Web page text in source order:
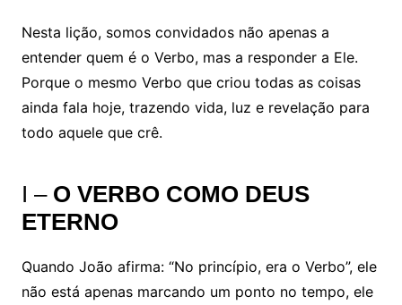
Nesta lição, somos convidados não apenas a
entender quem é o Verbo, mas a responder a Ele.
Porque o mesmo Verbo que criou todas as coisas
ainda fala hoje, trazendo vida, luz e revelação para
todo aquele que crê.
I – O VERBO COMO DEUS
ETERNO
Quando João afirma: “No princípio, era o Verbo”, ele
não está apenas marcando um ponto no tempo, ele